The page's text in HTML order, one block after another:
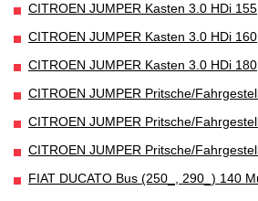
CITROEN JUMPER Kasten 3.0 HDi 155
CITROEN JUMPER Kasten 3.0 HDi 160
CITROEN JUMPER Kasten 3.0 HDi 180
CITROEN JUMPER Pritsche/
CITROEN JUMPER Pritsche/
CITROEN JUMPER Pritsche/
FIAT DUCATO Bus (250_, 290_) 140